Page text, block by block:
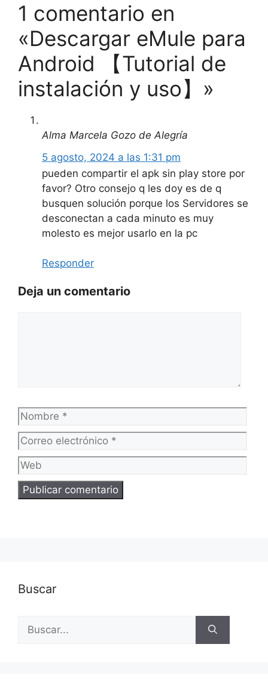
1 comentario en
«Descargar eMule para
Android 【Tutorial de
instalación y uso】»
Alma Marcela Gozo de Alegría
5 agosto, 2024 a las 1:31 pm
pueden compartir el apk sin play store por
favor? Otro consejo q les doy es de q
busquen solución porque los Servidores se
desconectan a cada minuto es muy
molesto es mejor usarlo en la pc
Responder
Deja un comentario
Nombre
Buscar
Buscar: